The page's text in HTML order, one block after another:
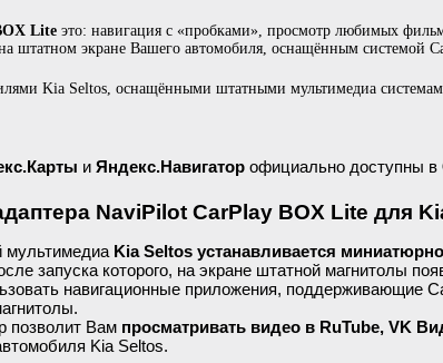
Lite это: навигация с «пробками», просмотр любимых
штатном экране Вашего автомобиля, оснащённым системой
Kia Seltos, оснащёнными штатными мультимедиа
и Яндекс.Навигатор официально доступны в
NaviPilot CarPlay BOX Lite для
мультимедиа Kia Seltos устанавливается
запуска которого, на экране штатной магнитолы
навигационные приложения, поддерживающие
позволит Вам просматривать видео в RuTube, VK
Kia Seltos.